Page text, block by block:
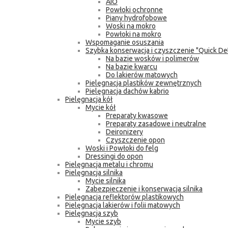
Powłoki ochronne
Piany hydrofobowe
Woski na mokro
Powłoki na mokro
Wspomaganie osuszania
Szybka konserwacja i czyszczenie "Quick
Na bazie wosków i polimerów
Na bazie kwarcu
Do lakierów matowych
Pielęgnacja plastików zewnętrznych
Pielęgnacja dachów kabrio
Pielęgnacja kół
Mycie kół
Preparaty kwasowe
Preparaty zasadowe i neutralne
Deironizery
Czyszczenie opon
Woski i Powłoki do felg
Dressingi do opon
Pielęgnacja metalu i chromu
Pielęgnacja silnika
Mycie silnika
Zabezpieczenie i konserwacja silnika
Pielęgnacja reflektorów plastikowych
Pielęgnacja lakierów i folii matowych
Pielęgnacja szyb
Mycie szyb